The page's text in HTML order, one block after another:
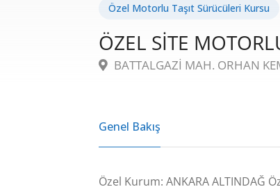
Özel Motorlu Taşıt Sürücüleri Kursu
ÖZEL SİTE
BATTALGAZİ MAH. ORHAN
Genel Bakış
Özel Kurum: ANKARA ALTINDAĞ